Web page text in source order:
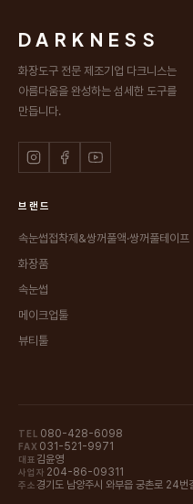
DARKNESS
화장도구 전문 제조기업 다크니스는
아름다움을 완성하는 섬세한 도구를
만듭니다.
브랜드
속눈썹접착제&쌍꺼풀액·쌍꺼풀테이프
화장품
속눈썹
메이크업툴
뷰티툴
TEL 080-428-6098
FAX 031-521-9971
대표 김윤영
사업자 204-86-09311
주소경기도 남양주시 와부읍 궁촌로 24번